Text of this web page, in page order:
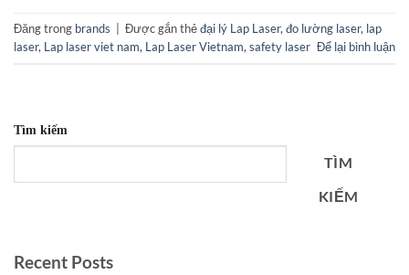
Đăng trong brands Được gắn thẻđại lý Lap Laser, đo lường laser, lap
laser, Lap laser viet nam, Lap Laser Vietnam, safety laser Để lại bình luận
Tìm kiếm
TÌM
KIẾM
Recent Posts